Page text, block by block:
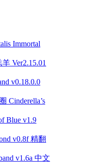
Immortal
Ver2.15.01
v0.18.0.0
Cinderella’s
Blue v1.9
v0.8f 精翻
v1.6a 中文